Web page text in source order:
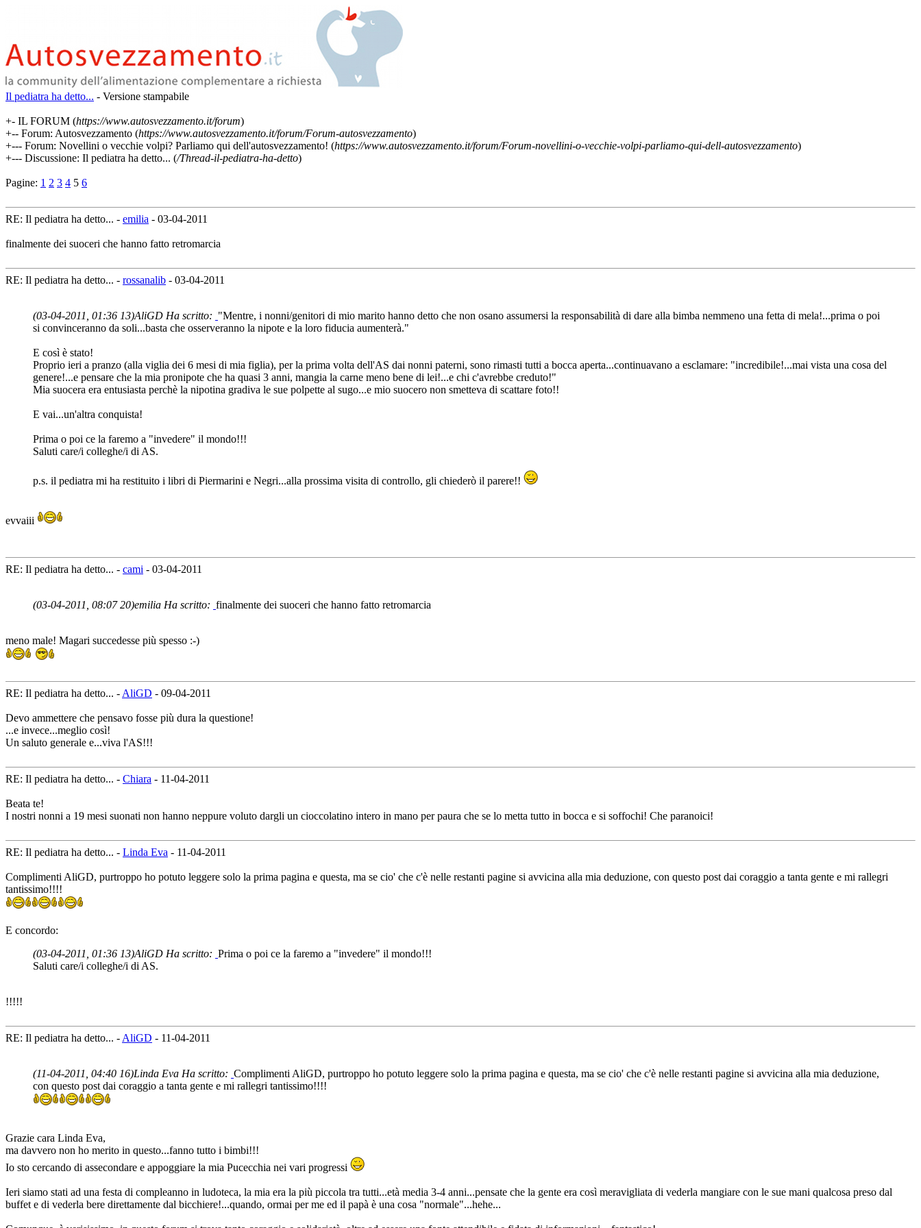
Il pediatra ha detto... - Versione stampabile
+- IL FORUM (https://www.autosvezzamento.it/forum)
+-- Forum: Autosvezzamento (https://www.autosvezzamento.it/forum/Forum-autosvezzamento)
+--- Forum: Novellini o vecchie volpi? Parliamo qui dell'autosvezzamento! (https://www.autosvezzamento.it/forum/Forum-novellini-o-vecchie-volpi-parliamo-qui-dell-autosvezzamento)
+--- Discussione: Il pediatra ha detto... (/Thread-il-pediatra-ha-detto)
Pagine: 1 2 3 4 5 6
RE: Il pediatra ha detto... - emilia - 03-04-2011
finalmente dei suoceri che hanno fatto retromarcia
RE: Il pediatra ha detto... - rossanalib - 03-04-2011
(03-04-2011, 01:36 13)AliGD Ha scritto: "Mentre, i nonni/genitori di mio marito hanno detto che non osano assumersi la responsabilità di dare alla bimba nemmeno una fetta di mela!...prima o poi
si convinceranno da soli...basta che osserveranno la nipote e la loro fiducia aumenterà."
E così è stato!
Proprio ieri a pranzo (alla viglia dei 6 mesi di mia figlia), per la prima volta dell'AS dai nonni paterni, sono rimasti tutti a bocca aperta...continuavano a esclamare: "incredibile!...mai vista una cosa del
genere!...e pensare che la mia pronipote che ha quasi 3 anni, mangia la carne meno bene di lei!...e chi c'avrebbe creduto!"
Mia suocera era entusiasta perchè la nipotina gradiva le sue polpette al sugo...e mio suocero non smetteva di scattare foto!!
E vai...un'altra conquista!
Prima o poi ce la faremo a "invedere" il mondo!!!
Saluti care/i colleghe/i di AS.
p.s. il pediatra mi ha restituito i libri di Piermarini e Negri...alla prossima visita di controllo, gli chiederò il parere!!
evvaiii
RE: Il pediatra ha detto... - cami - 03-04-2011
(03-04-2011, 08:07 20)emilia Ha scritto: finalmente dei suoceri che hanno fatto retromarcia
meno male! Magari succedesse più spesso :-)
RE: Il pediatra ha detto... - AliGD - 09-04-2011
Devo ammettere che pensavo fosse più dura la questione!
...e invece...meglio così!
Un saluto generale e...viva l'AS!!!
RE: Il pediatra ha detto... - Chiara - 11-04-2011
Beata te!
I nostri nonni a 19 mesi suonati non hanno neppure voluto dargli un cioccolatino intero in mano per paura che se lo metta tutto in bocca e si soffochi! Che paranoici!
RE: Il pediatra ha detto... - Linda Eva - 11-04-2011
Complimenti AliGD, purtroppo ho potuto leggere solo la prima pagina e questa, ma se cio' che c'è nelle restanti pagine si avvicina alla mia deduzione, con questo post dai coraggio a tanta gente e mi rallegri
tantissimo!!!!
E concordo:
(03-04-2011, 01:36 13)AliGD Ha scritto: Prima o poi ce la faremo a "invedere" il mondo!!!
Saluti care/i colleghe/i di AS.
!!!!!
RE: Il pediatra ha detto... - AliGD - 11-04-2011
(11-04-2011, 04:40 16)Linda Eva Ha scritto: Complimenti AliGD, purtroppo ho potuto leggere solo la prima pagina e questa, ma se cio' che c'è nelle restanti pagine si avvicina alla mia deduzione,
con questo post dai coraggio a tanta gente e mi rallegri tantissimo!!!!
Grazie cara Linda Eva,
ma davvero non ho merito in questo...fanno tutto i bimbi!!!
Io sto cercando di assecondare e appoggiare la mia Pucecchia nei vari progressi
Ieri siamo stati ad una festa di compleanno in ludoteca, la mia era la più piccola tra tutti...età media 3-4 anni...pensate che la gente era così meravigliata di vederla mangiare con le sue mani qualcosa preso dal
buffet e di vederla bere direttamente dal bicchiere!...quando, ormai per me ed il papà è una cosa "normale"...hehe...